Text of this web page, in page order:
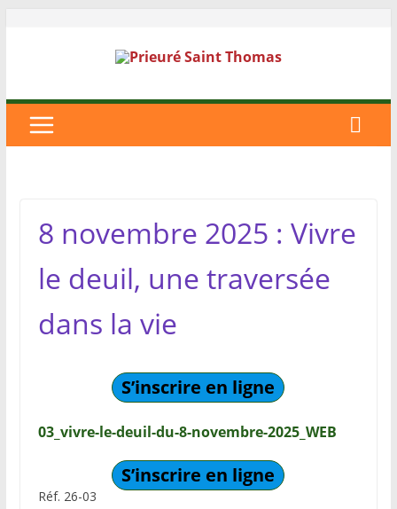
8 novembre 2025 : Vivre
le deuil, une traversée
dans la vie
S’inscrire en ligne
03_vivre-le-deuil-du-8-novembre-2025_WEB
S’inscrire en ligne
Réf. 26-03